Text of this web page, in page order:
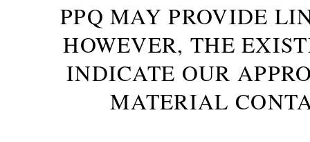
PPQ MAY PROVIDE
HOWEVER, THE
INDICATE OUR
MATERIAL